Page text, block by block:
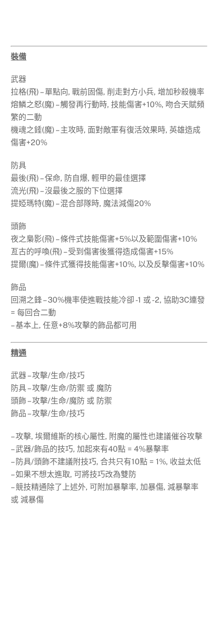
裝備
武器
拉格(飛) – 單點向, 戰前固傷, 削走對方小兵, 增加秒殺機率
熔鱗之怒(魔) – 觸發再行動時, 技能傷害+10%, 吻合天賦頻
繁的二動
機魂之錘(魔) – 主攻時, 面對敵軍有復活效果時, 英雄造成
傷害+20%
防具
最後(飛) – 保命, 防自爆, 輕甲的最佳選擇
流光(飛) – 沒最後之服的下位選擇
提婭瑪特(魔) – 混合部隊時, 魔法減傷20%
頭飾
夜之梟影(飛) – 條件式技能傷害+5%以及範圍傷害+10%
亙古的呼喚(飛) – 受到傷害後獲得造成傷害+15%
提爾(魔) – 條件式獲得技能傷害+10%, 以及反擊傷害+10%
飾品
回溯之鋒 – 30%機率使進戰技能冷卻 -1 或 -2, 協助3C連發
= 每回合二動
– 基本上, 任意+8%攻擊的飾品都可用
精通
武器 – 攻擊/生命/技巧
防具 – 攻擊/生命/防禦 或 魔防
頭飾 – 攻擊/生命/魔防 或 防禦
飾品 – 攻擊/生命/技巧
– 攻擊, 埃爾維斯的核心屬性, 附魔的屬性也建議催谷攻擊
– 武器/飾品的技巧, 加起來有40點 = 4%暴擊率
– 防具/頭飾不建議附技巧, 合共只有10點 = 1%, 收益太低
– 如果不想太進取, 可將技巧改為雙防
– 競技精通除了上述外, 可附加暴擊率, 加暴傷, 減暴擊率
或 減暴傷